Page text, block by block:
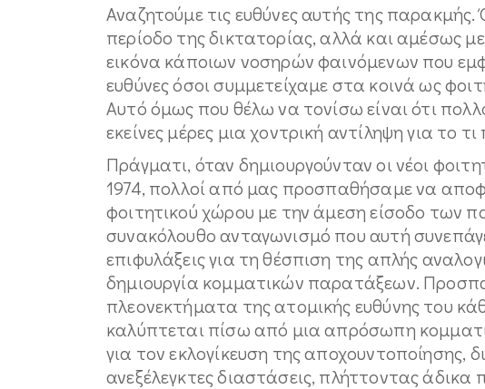
Αναζητούμε τις ευθύνες αυτής της παρακμής.
περίοδο της δικτατορίας, αλλά και αμέσως
εικόνα κάποιων νοσηρών φαινόμενων που
ευθύνες όσοι συμμετείχαμε στα κοινά ως
Αυτό όμως που θέλω να τονίσω είναι ότι
εκείνες μέρες μια χοντρική αντίληψη για το τι
Πράγματι, όταν δημιουργούνταν οι νέοι
1974, πολλοί από μας προσπαθήσαμε να
φοιτητικού χώρου με την άμεση είσοδο των
συνακόλουθο ανταγωνισμό που αυτή
επιφυλάξεις για τη θέσπιση της απλής
δημιουργία κομματικών παρατάξεων.
πλεονεκτήματα της ατομικής ευθύνης του
καλύπτεται πίσω από μια απρόσωπη
για τον εκλογίκευση της αποχουντοποίησης,
ανεξέλεγκτες διαστάσεις, πλήττοντας άδικα